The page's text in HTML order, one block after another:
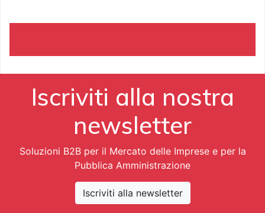
Iscriviti alla nostra
newsletter
Soluzioni B2B per il Mercato delle Imprese e per la
Pubblica Amministrazione
Iscriviti alla newsletter